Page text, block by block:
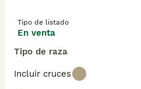
Tipo de listado
En venta
Tipo de raza
Incluir cruces